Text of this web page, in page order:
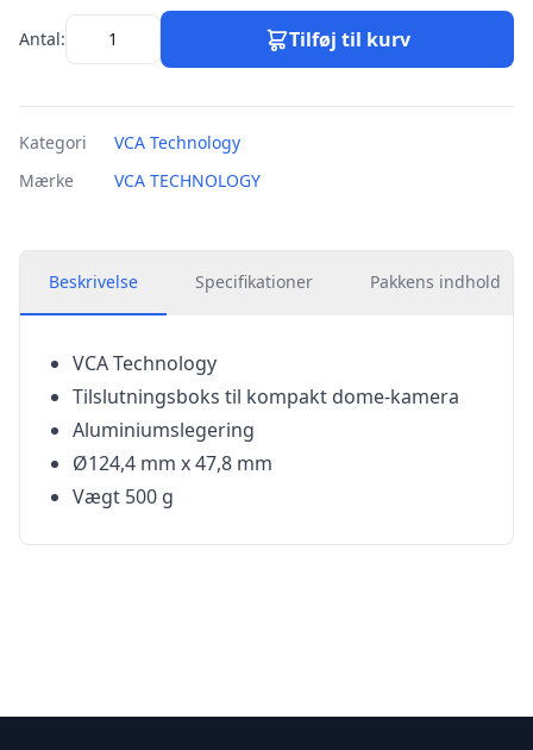
Antal: Tilføj til kurv
Kategori
VCA Technology
Mærke
VCA TECHNOLOGY
Beskrivelse Specifikationer Pakkens indhold
VCA Technology
Tilslutningsboks til kompakt dome-kamera
Aluminiumslegering
Ø124,4 mm x 47,8 mm
Vægt 500 g